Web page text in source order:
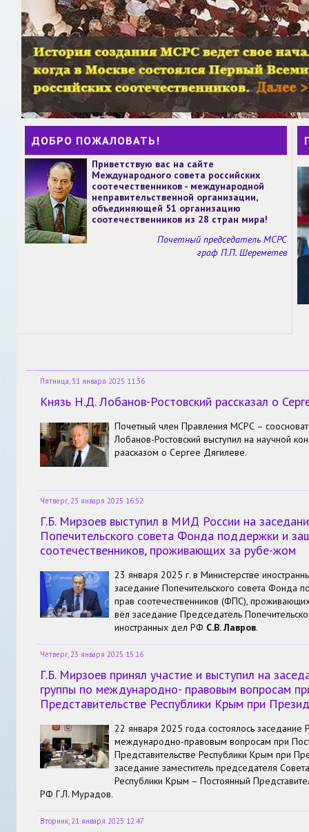
ДОБРО ПОЖАЛОВАТЬ!
Приветствую вас на сайте
Международного совета российских
соотечественников - международной
неправительственной организации,
объединяющей 51 организацию
соотечественников из 28 стран мира!
Почетный председатель МСРС
граф П.П. Шереметев
Пятница, 31 января 2025 11:36
Князь Н.Д. Лобанов-Ростовский рассказал о
Почетный член Правления МСРС –
Лобанов-Ростовский выступил на научной
раасказом о Сергее Дягилеве.
Четверг, 23 января 2025 16:52
Г.Б. Мирзоев выступил в МИД России на
Попечительского совета Фонда поддержки и
соотечественников, проживающих за рубе-жом
23 января 2025 г. в Министерстве
заседание Попечительского совета Фонда
прав соотечественников (ФПС),
вёл заседание Председатель
иностранных дел РФ С.В. Лавров.
Четверг, 23 января 2025 15:16
Г.Б. Мирзоев принял участие и выступил на
группы по международно- правовым вопросам
Представительстве Республики Крым при
22 января 2025 года состоялось заседание
международно-правовым вопросам при
Представительстве Республики Крым при
заседание заместитель председателя
Республики Крым – Постоянный
РФ Г.Л. Мурадов.
Вторник, 21 января 2025 12:47